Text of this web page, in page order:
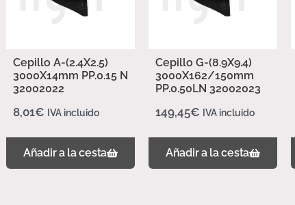
Cepillo A-(2.4X2.5)
3000X14mm PP.0.15 N
32002022
8,01€ IVA incluido
Añadir a la cesta
Cepillo G-(8.9X9.4)
3000X162/150mm
PP.0.50LN 32002023
149,45€ IVA incluido
Añadir a la cesta